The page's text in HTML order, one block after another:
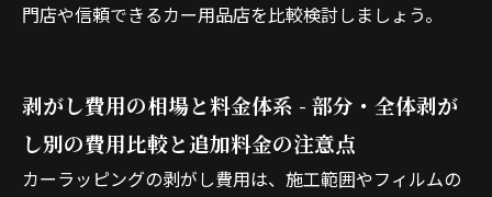
門店や信頼できるカー用品店を比較検討しましょう。
剥がし費用の相場と料金体系 - 部分・全体剥が
し別の費用比較と追加料金の注意点
カーラッピングの剥がし費用は、施工範囲やフィルムの